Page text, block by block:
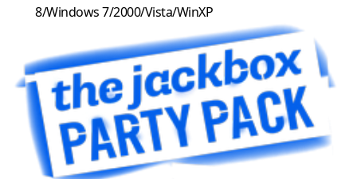
8/Windows 7/2000/Vista/WinXP